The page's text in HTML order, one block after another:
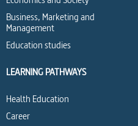
Business, Marketing and
Management
Education studies
LEARNING PATHWAYS
Health Education
Career